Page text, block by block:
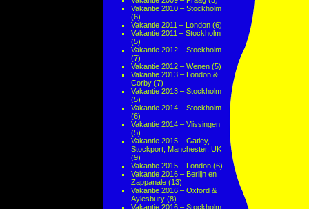
Vakantie 2010 – Stockholm
(6)
Vakantie 2011 – London (6)
Vakantie 2011 – Stockholm
(5)
Vakantie 2012 – Stockholm
(7)
Vakantie 2012 – Wenen (5)
Vakantie 2013 – London &
Corby (7)
Vakantie 2013 – Stockholm
(5)
Vakantie 2014 – Stockholm
(6)
Vakantie 2014 – Vlissingen
(5)
Vakantie 2015 – Gatley,
Stockport, Manchester, UK
(9)
Vakantie 2015 – London (6)
Vakantie 2016 – Berlijn en
Zappanale (13)
Vakantie 2016 – Oxford &
Aylesbury (8)
Vakantie 2016 – Stockholm